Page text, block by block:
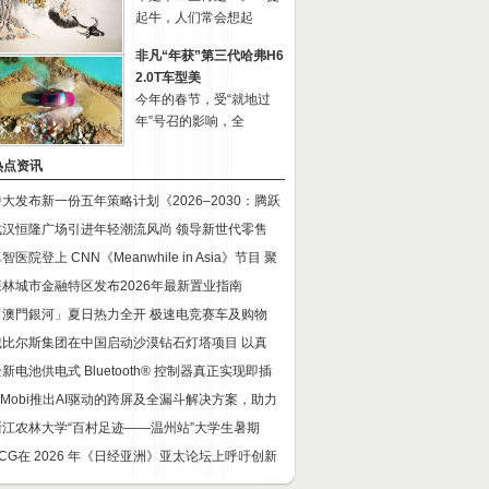
起牛，人们常会想起
非凡“年获”第三代哈弗H6
2.0T车型美
今年的春节，受“就地过
年”号召的影响，全
点资讯
大发布新一份五年策略计划《2026‒2030：腾跃
恒隆广场引进年轻潮流风尚 领导新世代零售
医院登上 CNN《Meanwhile in Asia》节目 聚
城市金融特区发布2026年最新置业指南
門銀河」夏日热力全开 极速电竞赛车及购物
尔斯集团在中国启动沙漠钻石灯塔项目 以真
新电池供电式 Bluetooth® 控制器真正实现即插
推出AI驱动的跨屏及全漏斗解决方案，助力
江农林大学“百村足迹——温州站”大学生暑期
在 2026 年《日经亚洲》亚太论坛上呼吁创新